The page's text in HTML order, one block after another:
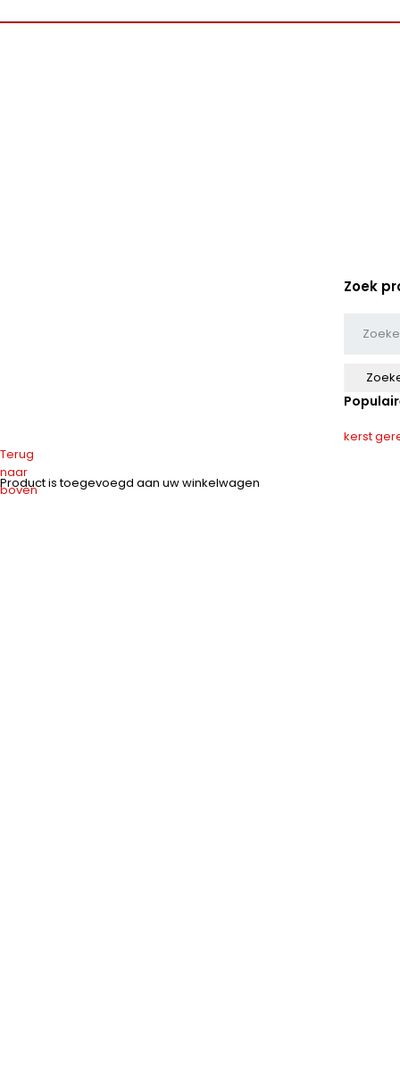
Zoek
kerst
Terug
naar
boven
Product is toegevoegd aan uw winkelwagen